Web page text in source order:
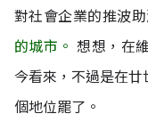
對社會企業的推波助
的城市。 想想，在
今看來，不過是在
個地位罷了。